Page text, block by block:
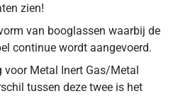
zien!
van booglassen waarbij de
continue wordt aangevoerd.
Metal Inert Gas/Metal
tussen deze twee is het